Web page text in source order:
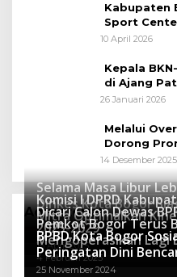
Kabupaten
Sport
Peluang
10 April 2026
Kepala
di Ajang
26 Januari 2026
Melalui
Dorong
Pelestarian
14 Desember 2025
Advertorial
Selama Masa Libur
Dinkes Kota Bogor
Kesehatan
16 Maret 2026
Komisi I DPRD
Mitra Optimalkan
27 Mei 2025
Dicari Calon Dewas
2025-2029
15 April 2025
Pemkot Bogor Terus
Mengoperasikan Lagi
4 Februari 2025
BPBD Kota Bogor
Peringatan Dini
25 November 2024